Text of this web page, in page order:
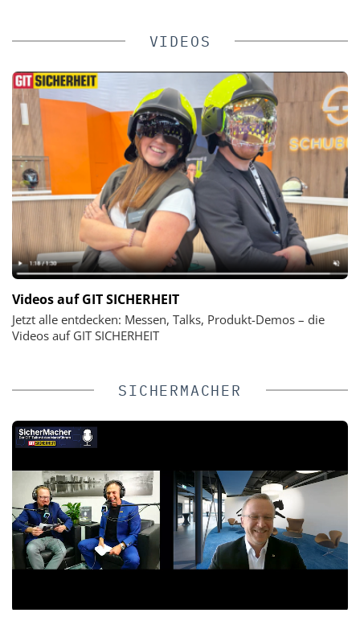
VIDEOS
Videos auf GIT SICHERHEIT
Jetzt alle entdecken: Messen, Talks, Produkt-Demos – die
Videos auf GIT SICHERHEIT
SICHERMACHER